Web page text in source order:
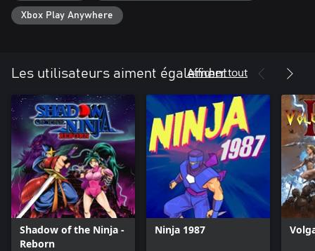
Xbox Play Anywhere
Les utilisateurs aiment également
Afficher tout
Shadow of the Ninja -
Reborn
Ninja 1987